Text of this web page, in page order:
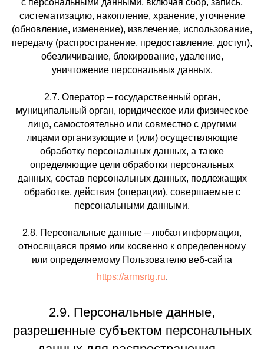
с персональными данными, включая сбор, запись,
систематизацию, накопление, хранение, уточнение
(обновление, изменение), извлечение, использование,
передачу (распространение, предоставление, доступ),
обезличивание, блокирование, удаление,
уничтожение персональных данных.
2.7. Оператор – государственный орган,
муниципальный орган, юридическое или физическое
лицо, самостоятельно или совместно с другими
лицами организующие и (или) осуществляющие
обработку персональных данных, а также
определяющие цели обработки персональных
данных, состав персональных данных, подлежащих
обработке, действия (операции), совершаемые с
персональными данными.
2.8. Персональные данные – любая информация,
относящаяся прямо или косвенно к определенному
или определяемому Пользователю веб-сайта
https://armsrtg.ru.
2.9. Персональные данные,
разрешенные субъектом персональных